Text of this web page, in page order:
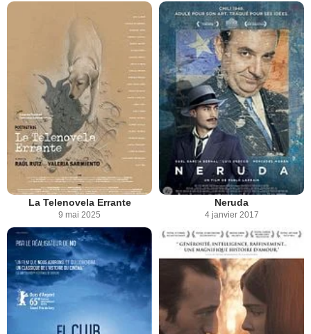
La Telenovela Errante
9 mai 2025
Neruda
4 janvier 2017